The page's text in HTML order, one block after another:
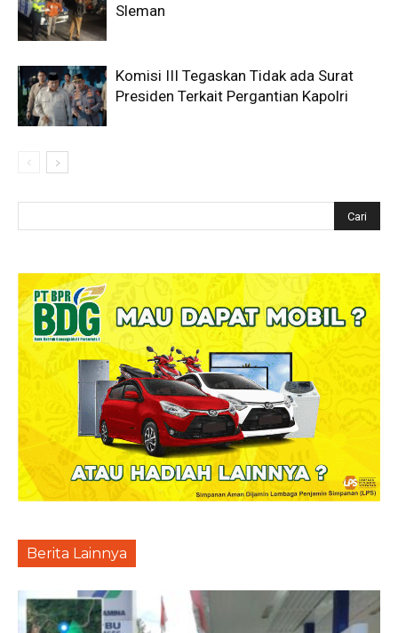
Sleman
Komisi III Tegaskan Tidak ada Surat
Presiden Terkait Pergantian Kapolri
Berita Lainnya